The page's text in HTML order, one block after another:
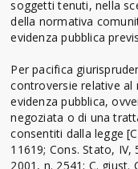
soggetti tenuti, nella
della normativa
evidenza pubblica
Per pacifica
controversie relative al
evidenza pubblica,
negoziata o di una
consentiti dalla legge
11619; Cons. Stato, IV,
2001, n. 2541; C. giust.